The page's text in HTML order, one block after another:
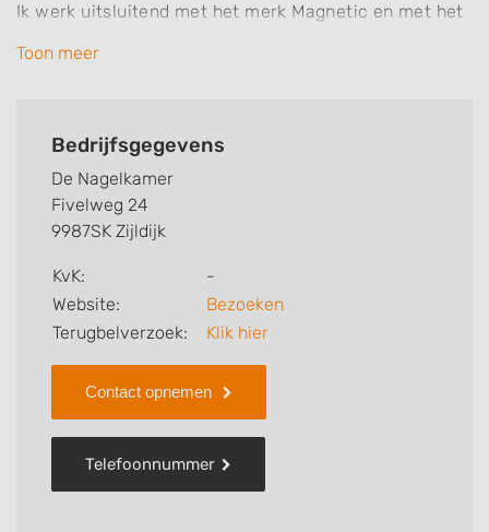
Ik werk uitsluitend met het merk Magnetic en met het
hygenic systeem.
Koffie/thee en wat lekkers staat klaar :)
Toon meer
Bedrijfsgegevens
De Nagelkamer
Fivelweg 24
9987SK Zijldijk
KvK:
-
Website:
Bezoeken
Terugbelverzoek:
Klik hier
Contact opnemen
Telefoonnummer